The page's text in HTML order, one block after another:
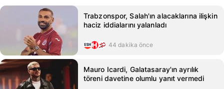
Trabzonspor, Salah'ın alacaklarına ilişkin
haciz iddialarını yalanladı
44 dakika önce
Mauro Icardi, Galatasaray'ın ayrılık
töreni davetine olumlu yanıt vermedi